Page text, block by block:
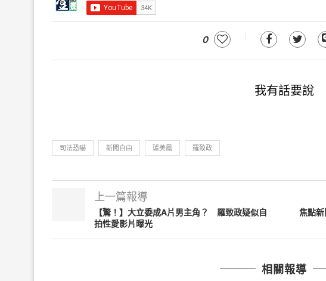
0
我有話要說
司法恐嚇 新聞自由 璩美鳳 羅致政
上一篇報導
【驚！】大立委成A片男主角？ 羅致政疑似自
拍性愛影片曝光
焦點
相關報導